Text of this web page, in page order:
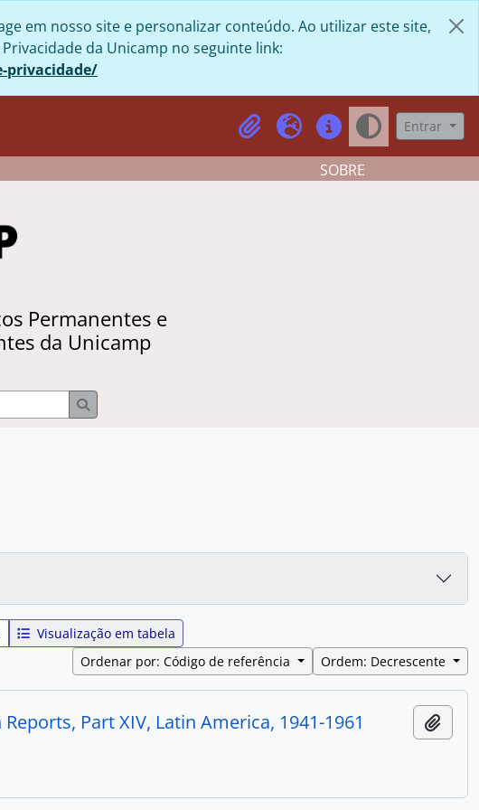
em nosso site e personalizar conteúdo. Ao utilizar este site,
da Unicamp no seguinte link:
privacidade/
Clipboard
Idioma AtalhosAparênciaEntrar
SOBRE
Permanentes e
da Unicamp
Visualização em tabela
Ordenar por: Código de referência
Ordem: Decrescente
Part XIV, Latin America, 1941-1961